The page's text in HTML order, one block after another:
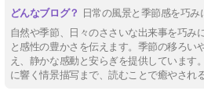
日常の風景と季節感を巧み
自然や季節、日々のささいな出来事を巧み
と感性の豊かさを伝えます。季節の移ろい
え、静かな感動と安らぎを提供しています
に響く情景描写まで、読むことで癒やされ